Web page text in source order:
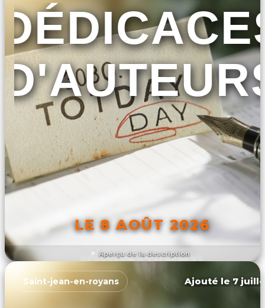
Aperçu de la description
LE 8 AOÛT 2026
DÉCOUVRIR L'ÉVÉNEMENT
Saint-jean-en-royans Ajouté le 7